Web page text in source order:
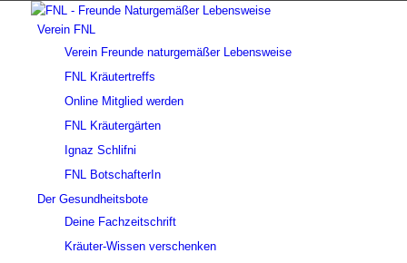
Verein FNL
Verein Freunde naturgemäßer Lebensweise
FNL Kräutertreffs
Online Mitglied werden
FNL Kräutergärten
Ignaz Schlifni
FNL BotschafterIn
Der Gesundheitsbote
Deine Fachzeitschrift
Kräuter-Wissen verschenken